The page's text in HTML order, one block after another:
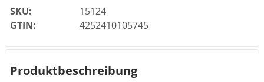
SKU:
15124
GTIN:
4252410105745
Produktbeschreibung